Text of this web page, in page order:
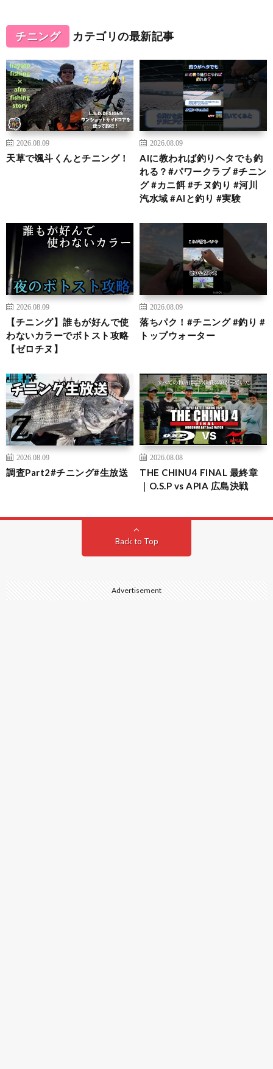
チニング カテゴリの最新記事
2026.08.09
天草で颯斗くんとチニング！
2026.08.09
AIに教われば釣りヘタでも釣
れる？#パワークラブ #チニン
グ #カニ餌 #チヌ釣り #河川
汽水域 #AIと釣り #実験
2026.08.09
【チニング】誰もが好んで使
わないカラーでボトスト攻略
【ゼロチヌ】
2026.08.09
落ちパク！#チニング #釣り #
トップウォーター
2026.08.09
調査Part2#チニング#生放送
2026.08.08
THE CHINU4 FINAL 最終章
｜O.S.P vs APIA 広島決戦
Back to Top
Advertisement